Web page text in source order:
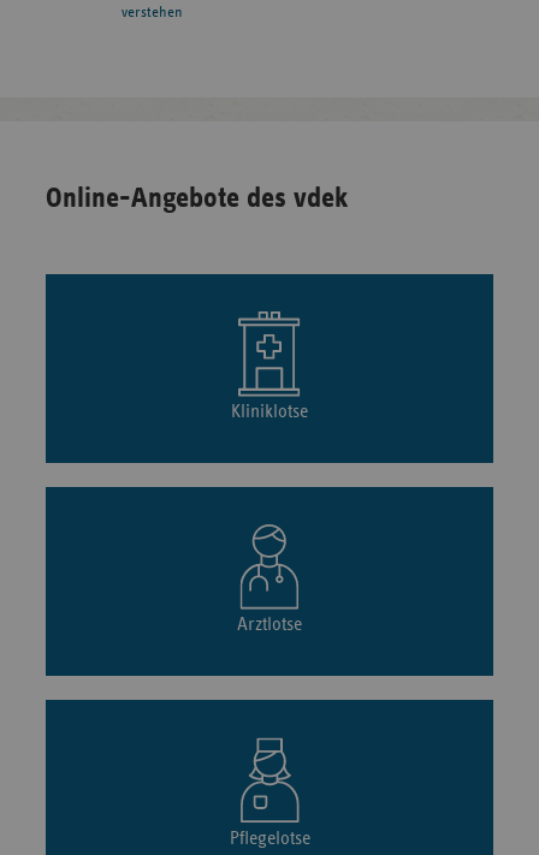
verstehen
Online-Angebote des vdek
Kliniklotse
Arztlotse
Pflegelotse